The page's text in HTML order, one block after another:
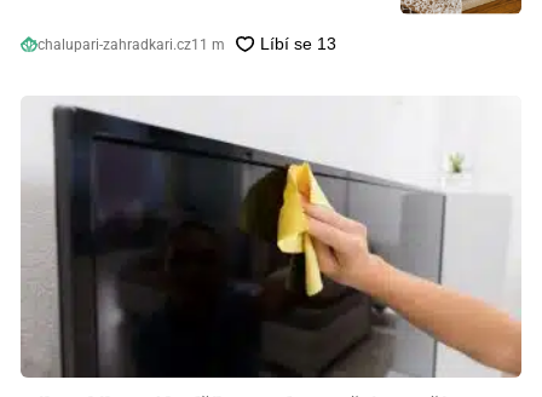
chalupari-zahradkari.cz11 m